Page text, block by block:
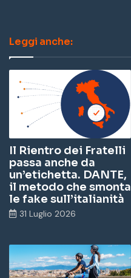
Leggi anche:
Il Rientro dei Fratelli
passa anche da
un’etichetta. DANTE,
il metodo che smonta
le fake sull’italianità
31 Luglio 2026